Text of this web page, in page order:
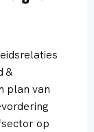
&
plan van
op